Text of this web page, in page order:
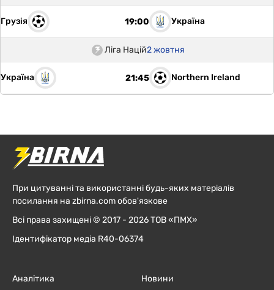
Грузія 19:00 Україна
Ліга Націй2 жовтня
Україна 21:45 Northern Ireland
При цитуванні та використанні будь-яких матеріалів
посилання на zbirna.com обов'язкове
Всі права захищені © 2017 - 2026 ТОВ «ПМХ»
Ідентифікатор медіа R40-06374
Аналітика
Новини